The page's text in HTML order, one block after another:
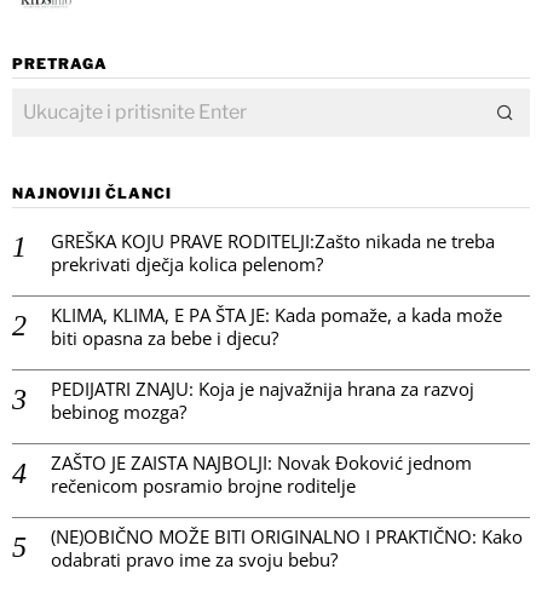
PRETRAGA
NAJNOVIJI ČLANCI
GREŠKA KOJU PRAVE RODITELJI:Zašto nikada ne treba
prekrivati dječja kolica pelenom?
KLIMA, KLIMA, E PA ŠTA JE: Kada pomaže, a kada može
biti opasna za bebe i djecu?
PEDIJATRI ZNAJU: Koja je najvažnija hrana za razvoj
bebinog mozga?
ZAŠTO JE ZAISTA NAJBOLJI: Novak Đoković jednom
rečenicom posramio brojne roditelje
(NE)OBIČNO MOŽE BITI ORIGINALNO I PRAKTIČNO: Kako
odabrati pravo ime za svoju bebu?